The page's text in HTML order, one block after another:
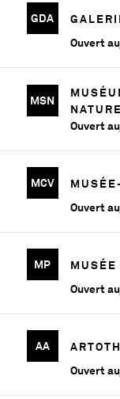
GDA
Ouvert
MSN
Ouvert
MCV
Ouvert
MP
Ouvert
AA
Ouvert